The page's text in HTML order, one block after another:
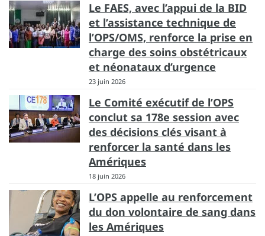
Le FAES, avec l’appui de la BID
et l’assistance technique de
l’OPS/OMS, renforce la prise en
charge des soins obstétricaux
et néonataux d’urgence
23 juin 2026
Le Comité exécutif de l’OPS
conclut sa 178e session avec
des décisions clés visant à
renforcer la santé dans les
Amériques
18 juin 2026
L’OPS appelle au renforcement
du don volontaire de sang dans
les Amériques